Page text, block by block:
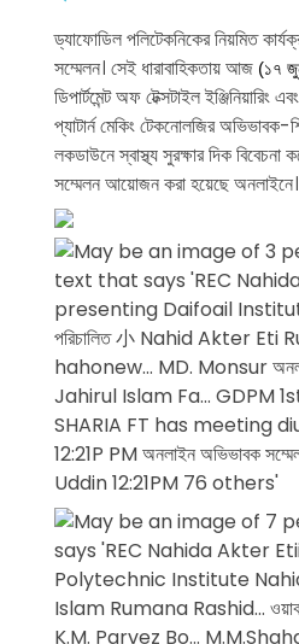
ড্যাফোডিল পলিটেকনিকের নিয়মিত
সম্মেলন। সেই ধারাবাহিকতায় আজ (১৭
ডিপার্টমেন্ট অফ টেক্সটাইল ইঞ্জিনিয়ারিং
প্যাটার্ন মেকিং টেকনোলজির অভিভাবক-
লকডাউনে স্বাস্থ্য সুরক্ষার দিক
সম্মেলন আয়োজন করা হয়েছে অনলাইনে।